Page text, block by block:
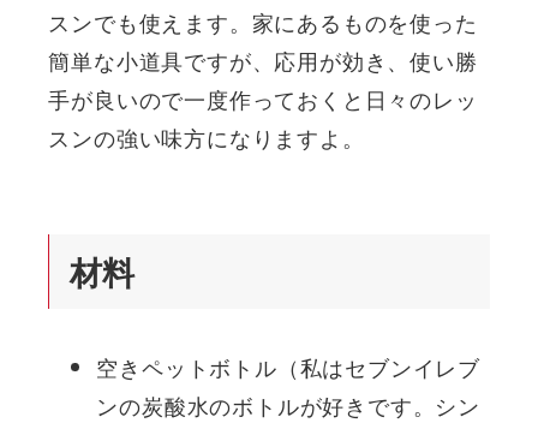
スンでも使えます。家にあるものを使った
簡単な小道具ですが、応用が効き、使い勝
手が良いので一度作っておくと日々のレッ
スンの強い味方になりますよ。
材料
空きペットボトル（私はセブンイレブ
ンの炭酸水のボトルが好きです。シン